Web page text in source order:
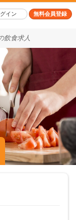
イン 無料会員登録
飲食求人